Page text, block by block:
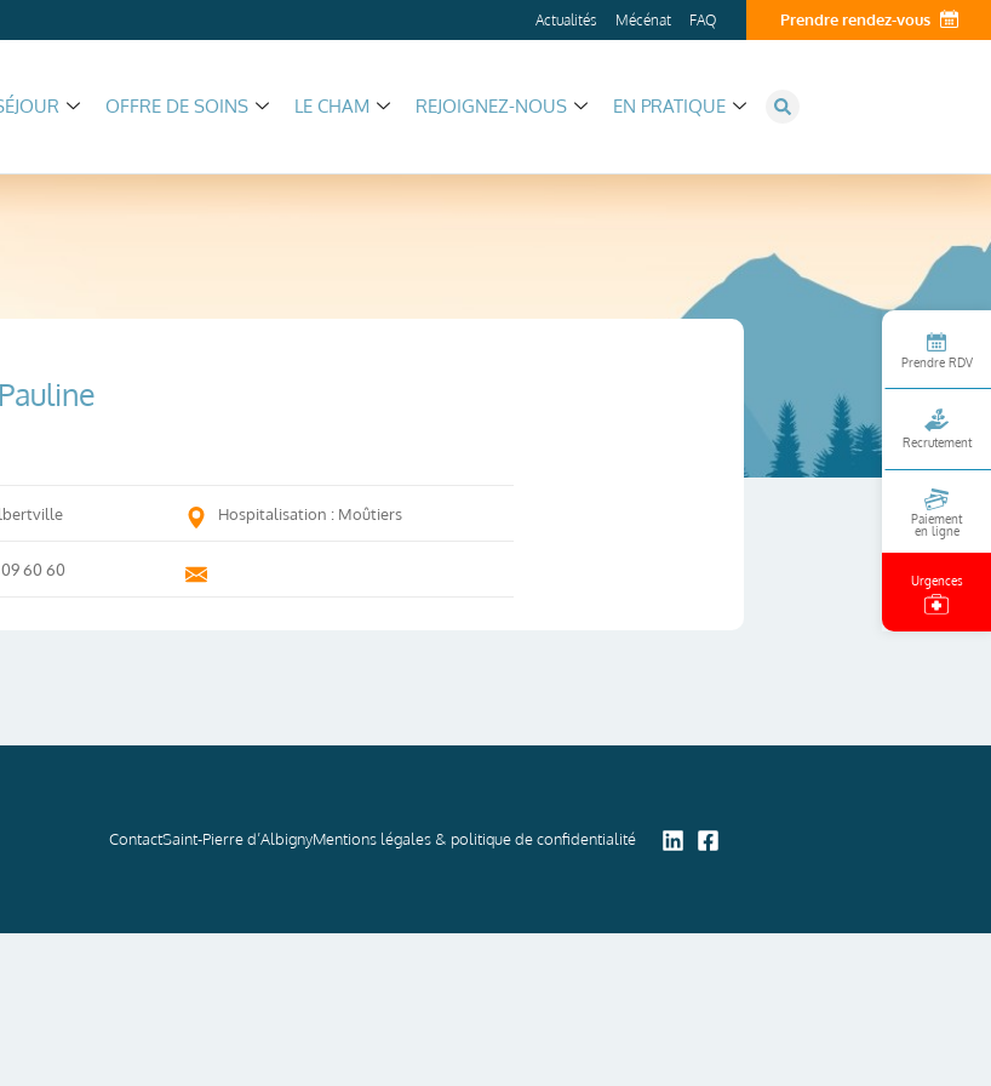
Actualités Mécénat FAQ Prendre rendez-vous
OFFRE DE SOINS LE CHAM REJOIGNEZ-NOUS EN PRATIQUE
Pauline
Hospitalisation : Moûtiers
60 60
Prendre RDV
Recrutement
Paiement
en ligne
Urgences
ContactSaint-Pierre d’AlbignyMentions légales & politique de confidentialité